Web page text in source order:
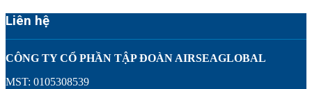
Liên hệ
CÔNG TY CỔ PHẦN TẬP ĐOÀN AIRSEAGLOBAL
MST: 0105308539